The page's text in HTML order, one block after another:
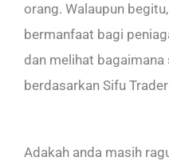
orang. Walaupun
bermanfaat bagi
dan melihat bagaimana
berdasarkan Sifu
Adakah anda masih